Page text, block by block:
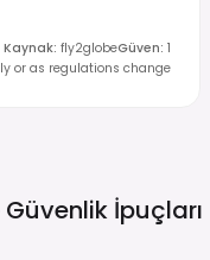
Kaynak: fly2globeGüven: 1
or as regulations change
Güvenlik İpuçları